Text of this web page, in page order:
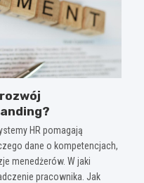
HR pomagają
dane o kompetencjach,
menedżerów. W jaki
pracownika. Jak